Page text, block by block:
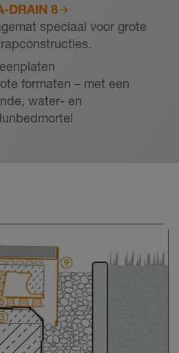
DRAIN 8
speciaal voor grote
formaten – met een
water- en